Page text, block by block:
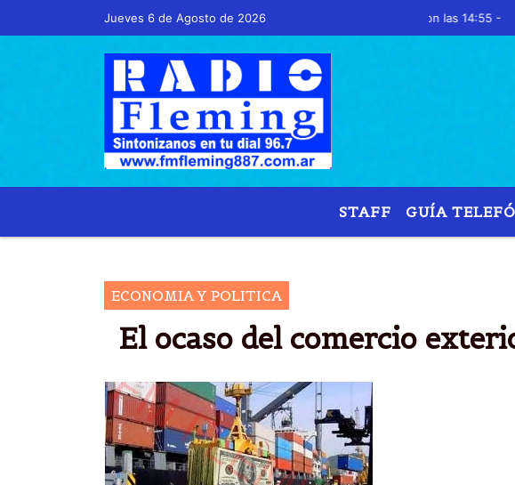
Jueves 6 de Agosto de 2026
Hoy es Jueves 6 de Agosto de 2026 y son las 14:55 -
STAFF GUÍA
ECONOMIA Y POLITICA
El ocaso del comercio